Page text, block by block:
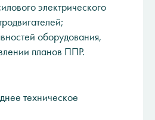
электрического
оборудования,
планов ППР.
техническое